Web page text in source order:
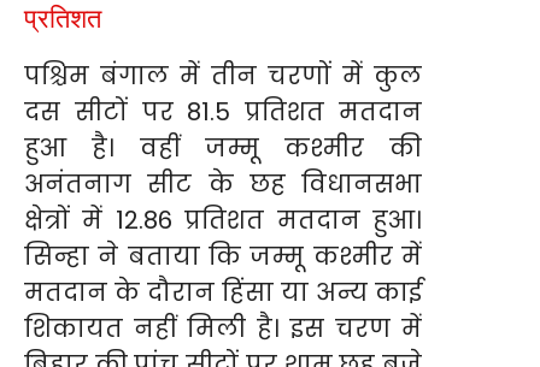
प्रतिशत
पश्चिम बंगाल में तीन चरणों में कुल
दस सीटों पर 81.5 प्रतिशत मतदान
हुआ है। वहीं जम्मू कश्मीर की
अनंतनाग सीट के छह विधानसभा
क्षेत्रों में 12.86 प्रतिशत मतदान हुआ।
सिन्हा ने बताया कि जम्मू कश्मीर में
मतदान के दौरान हिंसा या अन्य काई
शिकायत नहीं मिली है। इस चरण में